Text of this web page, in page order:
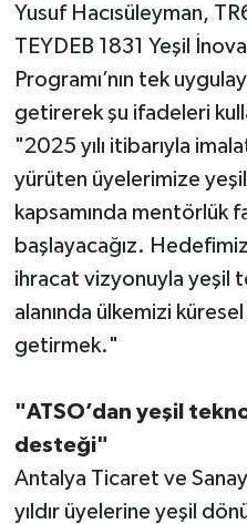
Yusuf Hacısüleyman,
TEYDEB 1831 Yeşil
Programı’nın tek
getirerek şu ifadeleri
"2025 yılı itibarıyla
yürüten üyelerimize
kapsamında mentörlük
başlayacağız.
ihracat vizyonuyla yeşil
alanında ülkemizi
getirmek."
"ATSO’dan yeşil
desteği"
Antalya Ticaret ve
yıldır üyelerine yeşil